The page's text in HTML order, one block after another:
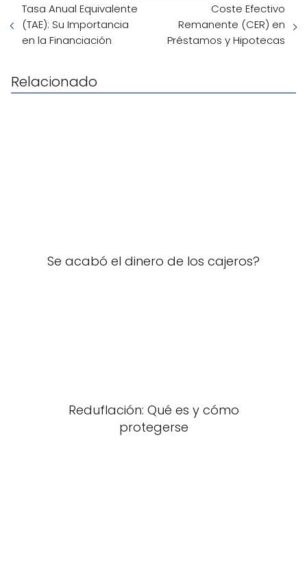
Tasa Anual Equivalente
(TAE): Su Importancia
en la Financiación
Coste Efectivo
Remanente (CER) en
Préstamos y Hipotecas
Relacionado
Se acabó el dinero de los cajeros?
Reduflación: Qué es y cómo
protegerse